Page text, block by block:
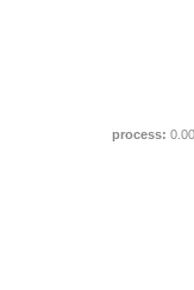
process: